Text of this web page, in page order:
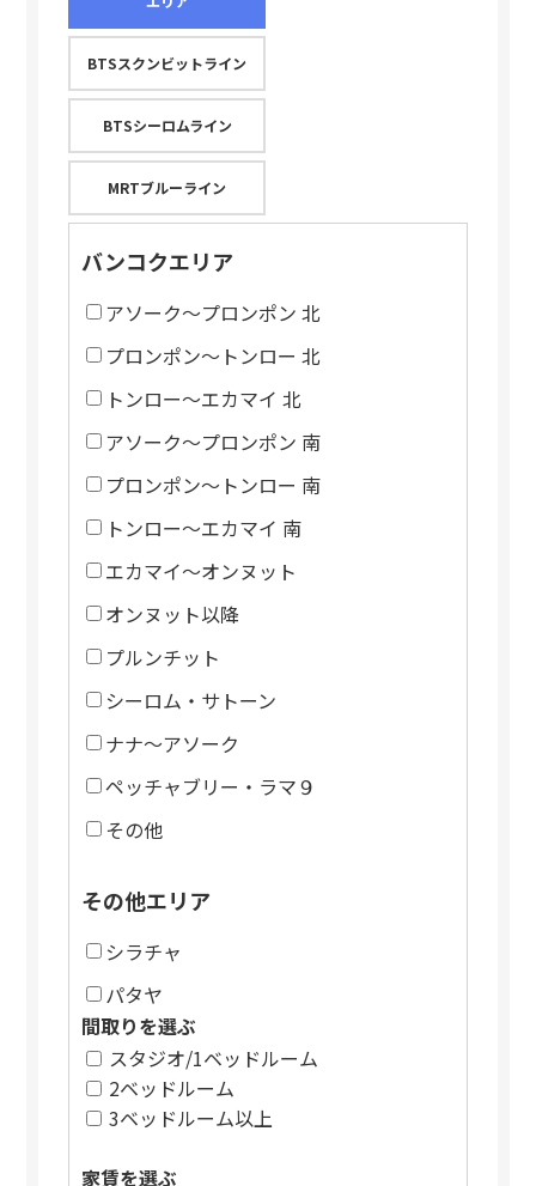
BTSスクンビットライン
BTSシーロムライン
MRTブルーライン
バンコクエリア
アソーク～プロンポン 北
プロンポン～トンロー 北
トンロー～エカマイ 北
アソーク～プロンポン 南
プロンポン～トンロー 南
トンロー～エカマイ 南
エカマイ～オンヌット
オンヌット以降
プルンチット
シーロム・サトーン
ナナ～アソーク
ペッチャブリー・ラマ９
その他
その他エリア
シラチャ
パタヤ
間取りを選ぶ
スタジオ/1ベッドルーム
2ベッドルーム
3ベッドルーム以上
家賃を選ぶ